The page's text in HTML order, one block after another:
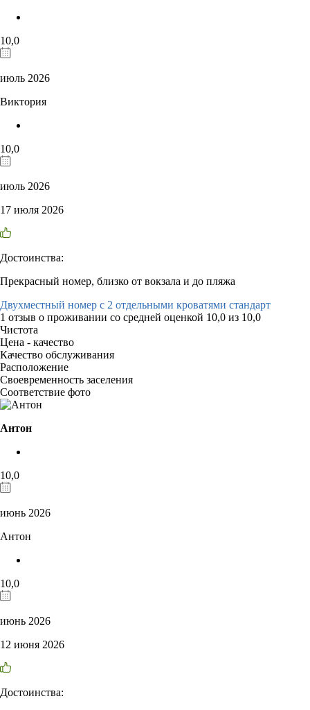
10,0
июль 2026
Виктория
10,0
июль 2026
17 июля 2026
Достоинства:
Прекрасный номер, близко от вокзала и до пляжа
Двухместный номер с 2 отдельными кроватями стандарт
1 отзыв о проживании со средней оценкой 10,0 из 10,0
Чистота
Цена - качество
Качество обслуживания
Расположение
Своевременность заселения
Соответствие фото
Антон
10,0
июнь 2026
Антон
10,0
июнь 2026
12 июня 2026
Достоинства: